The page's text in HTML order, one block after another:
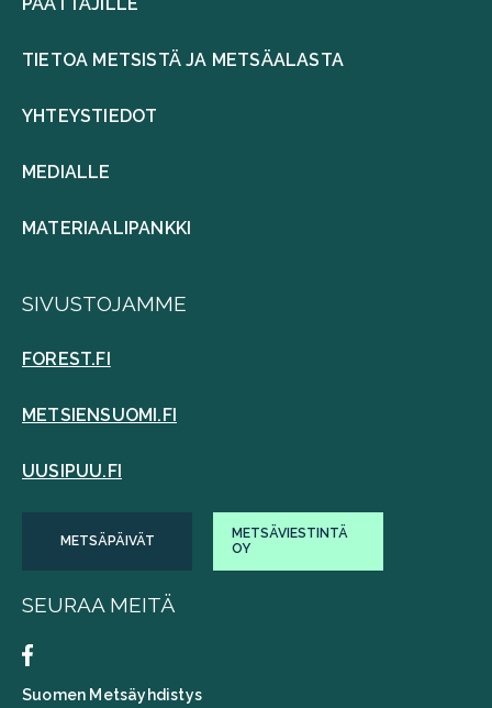
PÄÄTTÄJILLE
TIETOA METSISTÄ JA METSÄALASTA
YHTEYSTIEDOT
MEDIALLE
MATERIAALIPANKKI
SIVUSTOJAMME
FOREST.FI
METSIENSUOMI.FI
UUSIPUU.FI
METSÄPÄIVÄT
METSÄVIESTINTÄ
OY
SEURAA MEITÄ
Suomen Metsäyhdistys